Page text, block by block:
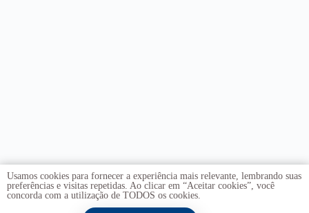
Usamos cookies para fornecer a experiência mais relevante, lembrando suas
preferências e visitas repetidas. Ao clicar em “Aceitar cookies”, você
concorda com a utilização de TODOS os cookies.